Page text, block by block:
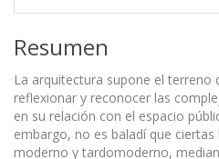
Resumen
La arquitectura supone el terreno
reflexionar y reconocer las
en su relación con el espacio
embargo, no es baladí que
moderno y tardomoderno,